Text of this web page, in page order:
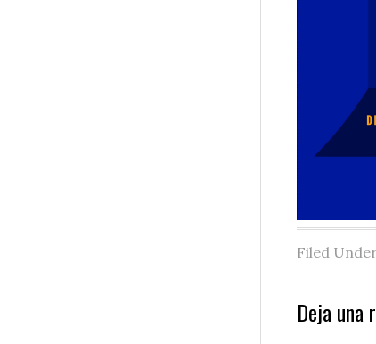
Filed
Reader
Deja una